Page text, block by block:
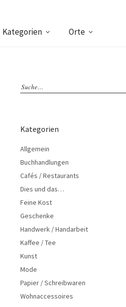
Kategorien Orte
Kategorien
Allgemein
Buchhandlungen
Cafés / Restaurants
Dies und das…
Feine Kost
Geschenke
Handwerk / Handarbeit
Kaffee / Tee
Kunst
Mode
Papier / Schreibwaren
Wohnaccessoires